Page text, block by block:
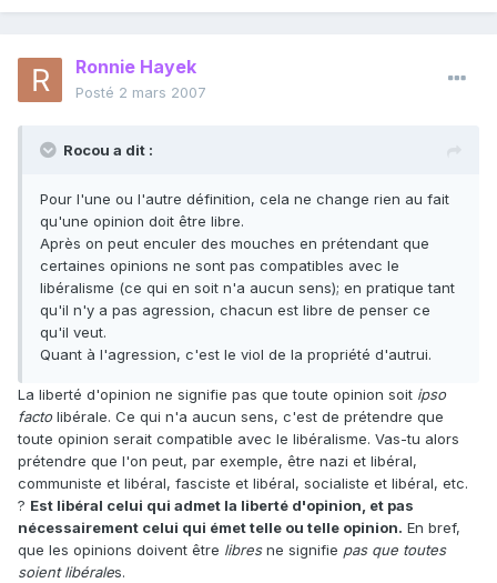
Ronnie Hayek
Posté 2 mars 2007
Rocou a dit :
Pour l'une ou l'autre définition, cela ne change rien au fait
qu'une opinion doit être libre.
Après on peut enculer des mouches en prétendant que
certaines opinions ne sont pas compatibles avec le
libéralisme (ce qui en soit n'a aucun sens); en pratique tant
qu'il n'y a pas agression, chacun est libre de penser ce
qu'il veut.
Quant à l'agression, c'est le viol de la propriété d'autrui.
La liberté d'opinion ne signifie pas que toute opinion soit ipso
factolibérale. Ce qui n'a aucun sens, c'est de prétendre que
toute opinion serait compatible avec le libéralisme. Vas-tu alors
prétendre que l'on peut, par exemple, être nazi et libéral,
communiste et libéral, fasciste et libéral, socialiste et libéral, etc.
? Est libéral celui qui admet la liberté d'opinion, et pas
nécessairement celui qui émet telle ou telle opinion. En bref,
que les opinions doivent être libresne signifie pas que toutes
soient libérales.